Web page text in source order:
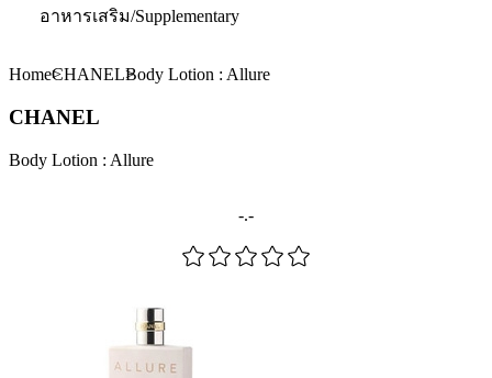
อาหารเสริม/Supplementary
HomeCHANELBody Lotion : Allure
CHANEL
Body Lotion : Allure
-.-